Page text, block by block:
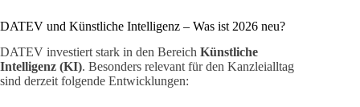
DATEV und Künstliche Intelligenz – Was ist 2026 neu?
DATEV investiert stark in den Bereich Künstliche
Intelligenz (KI). Besonders relevant für den Kanzleialltag
sind derzeit folgende Entwicklungen: